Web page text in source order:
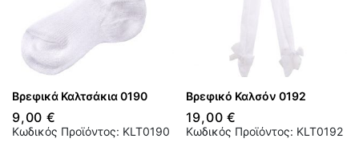
Βρεφικά Καλτσάκια 0190
9,00 €
Κωδικός Προϊόντος: KLT0190
Βρεφικό Καλσόν 0192
19,00 €
Κωδικός Προϊόντος: KLT0192